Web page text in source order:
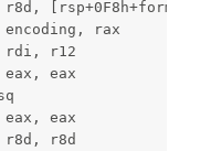
[rsp+0F8h+format]
encoding, rax
rdi, r12
eax
eax
r8d